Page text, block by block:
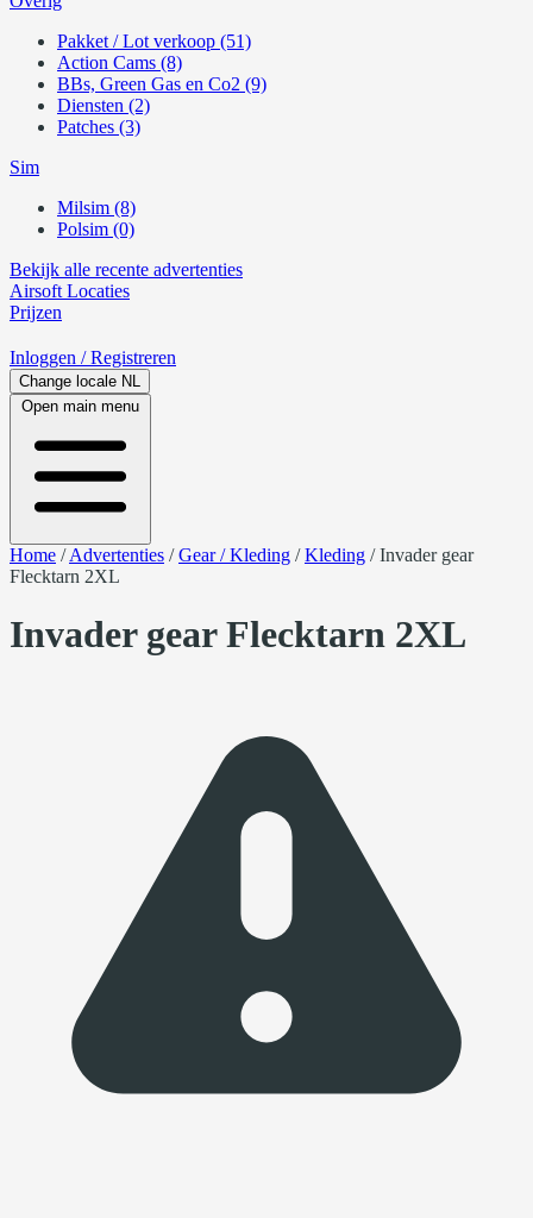
Pakket / Lot verkoop (51)
Action Cams (8)
BBs, Green Gas en Co2 (9)
Diensten (2)
Patches (3)
Sim
Milsim (8)
Polsim (0)
Bekijk alle recente advertenties
Airsoft Locaties
Prijzen
Inloggen / Registreren
Change locale NL
Open main menu
Home /Advertenties /Gear / Kleding /Kleding /Invader gear
Flecktarn 2XL
Invader gear Flecktarn 2XL